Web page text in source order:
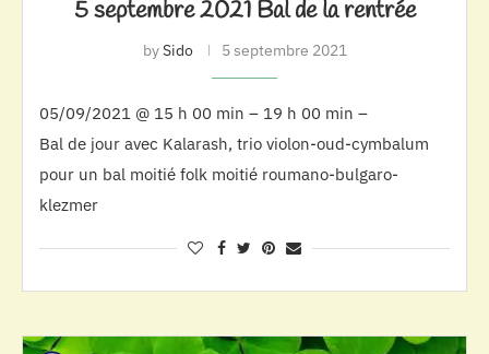
5 septembre 2021 Bal de la rentrée
bySido 5 septembre 2021
05/09/2021 @ 15 h 00 min – 19 h 00 min –
Bal de jour avec Kalarash, trio violon-oud-cymbalum
pour un bal moitié folk moitié roumano-bulgaro-
klezmer